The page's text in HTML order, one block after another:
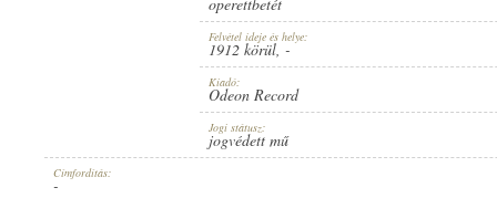
Felvétel ideje és helye:
1912 körül, -
Kiadó:
Odeon Record
Jogi státusz:
jogvédett mű
Címfordítás:
-